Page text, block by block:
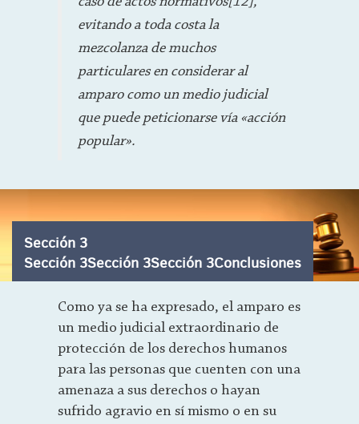
evitando a toda costa la
mezcolanza de muchos
particulares en considerar al
amparo como un medio judicial
que puede peticionarse vía «acción
popular».
Sección 3
Sección 3Sección 3Sección 3Conclusiones
Como ya se ha expresado, el amparo es
un medio judicial extraordinario de
protección de los derechos humanos
para las personas que cuenten con una
amenaza a sus derechos o hayan
sufrido agravio en sí mismo o en su